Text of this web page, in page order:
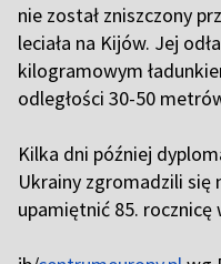
nie został zniszczony
leciała na Kijów. Jej
kilogramowym
odległości 30-50
Kilka dni później
Ukrainy zgromadzili się
upamiętnić 85.